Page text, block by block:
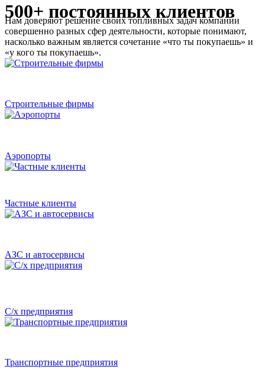
500+ постоянных клиентов
Нам доверяют решение своих топливных задач компании
совершенно разных сфер деятельности, которые понимают,
насколько важным является сочетание «что ты покупаешь» и
«у кого ты покупаешь».
Строительные фирмы
Аэропорты
Частные клиенты
АЗС и автосервисы
С/х предприятия
Транспортные предприятия